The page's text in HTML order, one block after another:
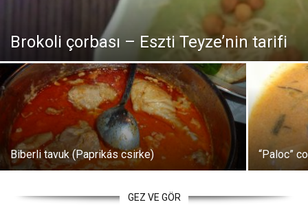
Brokoli çorbası – Eszti Teyze’nin tarifi
Biberli tavuk (Paprikás csirke) “Paloc”
GEZ VE GÖR